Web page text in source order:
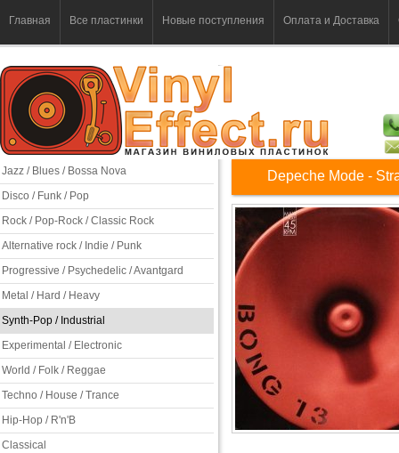
Главная Все пластинки Новые поступления Оплата и Доставка
Jazz / Blues / Bossa Nova
Disco / Funk / Pop
Rock / Pop-Rock / Classic Rock
Alternative rock / Indie / Punk
Progressive / Psychedelic / Avantgard
Metal / Hard / Heavy
Synth-Pop / Industrial
Experimental / Electronic
World / Folk / Reggae
Techno / House / Trance
Hip-Hop / R'n'B
Classical
Depeche Mode -